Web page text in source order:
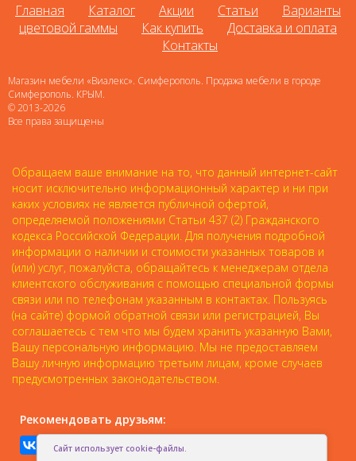
Главная Каталог Акции Статьи
Варианты
цветовой гаммы
Как купить
Доставка и оплата
Контакты
Магазин мебели «Виалекс». Симферополь. Продажа мебели в городе
Симферополь. КРЫМ.
© 2013-2026
Все права защищены
Обращаем ваше внимание на то, что данный интернет-сайт
носит исключительно информационный характер и ни при
каких условиях не является публичной офертой,
определяемой положениями Статьи 437 (2) Гражданского
кодекса Российской Федерации. Для получения подробной
информации о наличии и стоимости указанных товаров и
(или) услуг, пожалуйста, обращайтесь к менеджерам отдела
клиентского обслуживания с помощью специальной формы
связи или по телефонам указанным в контактах. Пользуясь
(на сайте) формой обратной связи или регистрацией, Вы
соглашаетесь с тем что мы будем хранить указанную Вами,
Вашу персональную информацию. Мы не предоставляем
Вашу личную информацию третьим лицам, кроме случаев
предусмотренных законодательством.
Рекомендовать друзьям:
Сайт использует cookie-файлы.